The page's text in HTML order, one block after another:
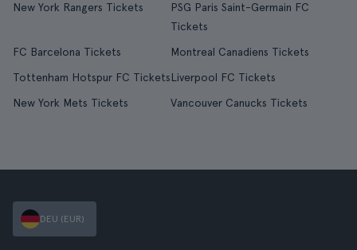
New York Rangers Tickets
PSG Paris Saint-Germain FC
Tickets
FC Barcelona Tickets
Montreal Canadiens Tickets
Tottenham Hotspur FC TicketsLiverpool FC Tickets
New York Mets Tickets
Vancouver Canucks Tickets
DEU (EUR)